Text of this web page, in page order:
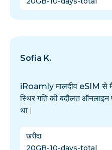
Sofia K.
iRoamly मालदीव eSIM से मैं
स्थिर गति की बदौलत
था।
खरीदा:
20GB-10-days-total